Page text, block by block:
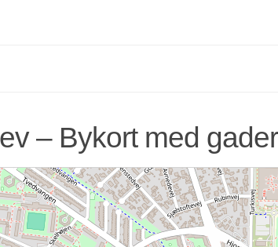
– Bykort med gader